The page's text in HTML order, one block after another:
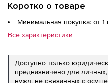
Коротко о товаре
Минимальная покупка: от 1
Все характеристики
Доступно только
предназначено для
нужд, не связанных с